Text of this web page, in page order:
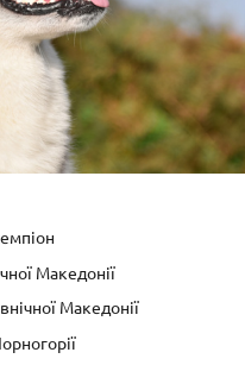
Македонії
Македонії